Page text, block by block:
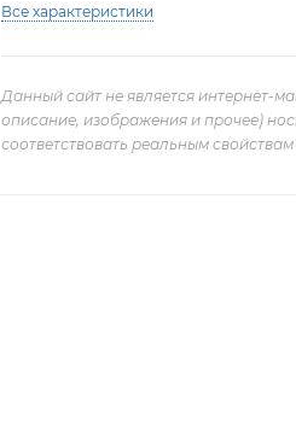
Все характеристики
Данный сайт не является интернет-
описание, изображения и прочее)
соответствовать реальным